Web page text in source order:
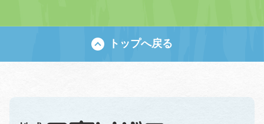
トップへ戻る